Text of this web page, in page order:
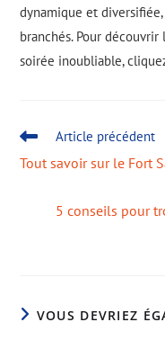
dynamique et
branchés. Pour
soirée inoubliable,
Article précédent
Tout savoir sur le Fort
5 conseils pour
VOUS DEVRIEZ